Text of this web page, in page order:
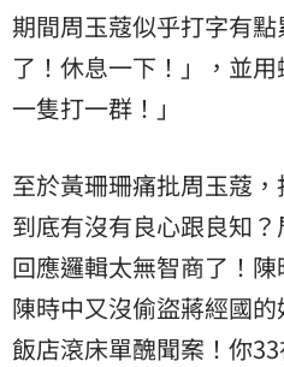
期間周玉蔻似乎打字有
了！休息一下！」，並
一隻打一群！」
至於黃珊珊痛批周玉蔻，
到底有沒有良心跟良知
回應邏輯太無智商了！陳
陳時中又沒偷盜蔣經國
飯店滾床單醜聞案！你33